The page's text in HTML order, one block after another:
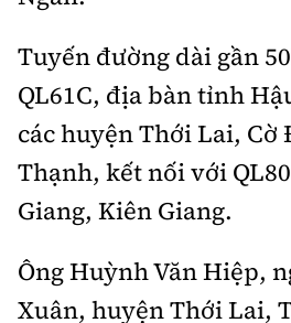
Camera giao thông
Câu chuyện giao thông
Giải trí - Thể thao
Cơ quan chủ quản: Bộ Xây dựng
Giấy phép số: 03/GP-
Tòa soạn: Số 2 Nguyễn Công
Hà Nội.
Tổng biên tập:Nguyễn Thị Hồng
Nguyễn Đức Thắng, La Đức
Tuyến đường dài gần
QL61C, địa bàn tỉnh
các huyện Thới Lai, Cờ
Thạnh, kết nối với
Giang, Kiên Giang.
Ông Huỳnh Văn Hiệp,
Xuân, huyện Thới Lai,